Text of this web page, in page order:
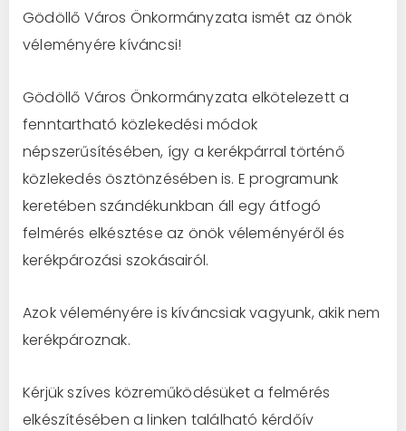
Gödöllő Város Önkormányzata ismét az önök
véleményére kíváncsi!
Gödöllő Város Önkormányzata elkötelezett a
fenntartható közlekedési módok
népszerűsítésében, így a kerékpárral történő
közlekedés ösztönzésében is. E programunk
keretében szándékunkban áll egy átfogó
felmérés elkésztése az önök véleményéről és
kerékpározási szokásairól.
Azok véleményére is kíváncsiak vagyunk, akik nem
kerékpároznak.
Kérjük szíves közreműködésüket a felmérés
elkészítésében a linken található kérdőív